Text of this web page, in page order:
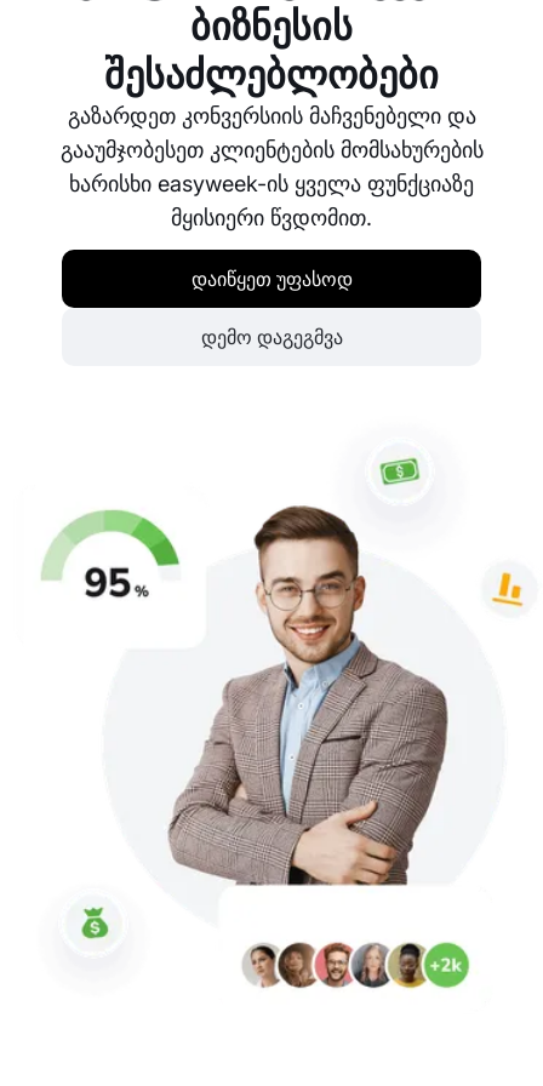
სმარტფონი, პლანშეტი თუ დესკტოპ კომპიუტერი.
ბიზნესის
შესაძლებლობები
გაზარდეთ კონვერსიის მაჩვენებელი და
გააუმჯობესეთ კლიენტების მომსახურების
ხარისხი easyweek-ის ყველა ფუნქციაზე
მყისიერი წვდომით.
დაიწყეთ უფასოდ
დემო დაგეგმვა